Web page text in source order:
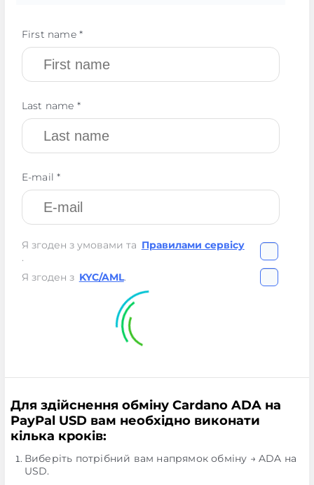
First name *
Last name *
E-mail *
Я згоден з умовами та Правилами сервісу
.
Я згоден з KYC/AML.
Для здійснення обміну Cardano ADA на
PayPal USD вам необхідно виконати
кілька кроків:
Виберіть потрібний вам напрямок обміну → ADA на
USD.